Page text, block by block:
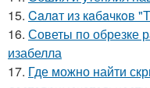
15. Caлaт из кaбaчкoв
16. Советы по обрезке
изабелла
17. Где можно найти